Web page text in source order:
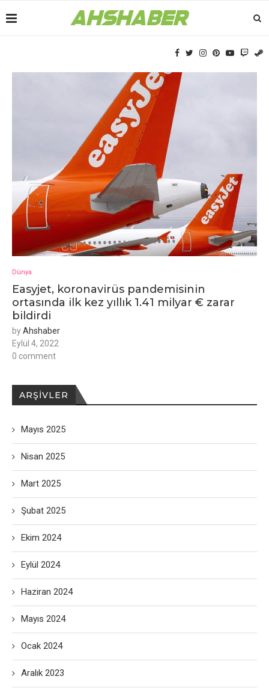
Dünya
Easyjet, koronavirüs pandemisinin
ortasında ilk kez yıllık 1.41 milyar € zarar
bildirdi
byAhshaber
Eylül 4, 2022
0 comment
ARŞIVLER
Mayıs 2025
Nisan 2025
Mart 2025
Şubat 2025
Ekim 2024
Eylül 2024
Haziran 2024
Mayıs 2024
Ocak 2024
Aralık 2023